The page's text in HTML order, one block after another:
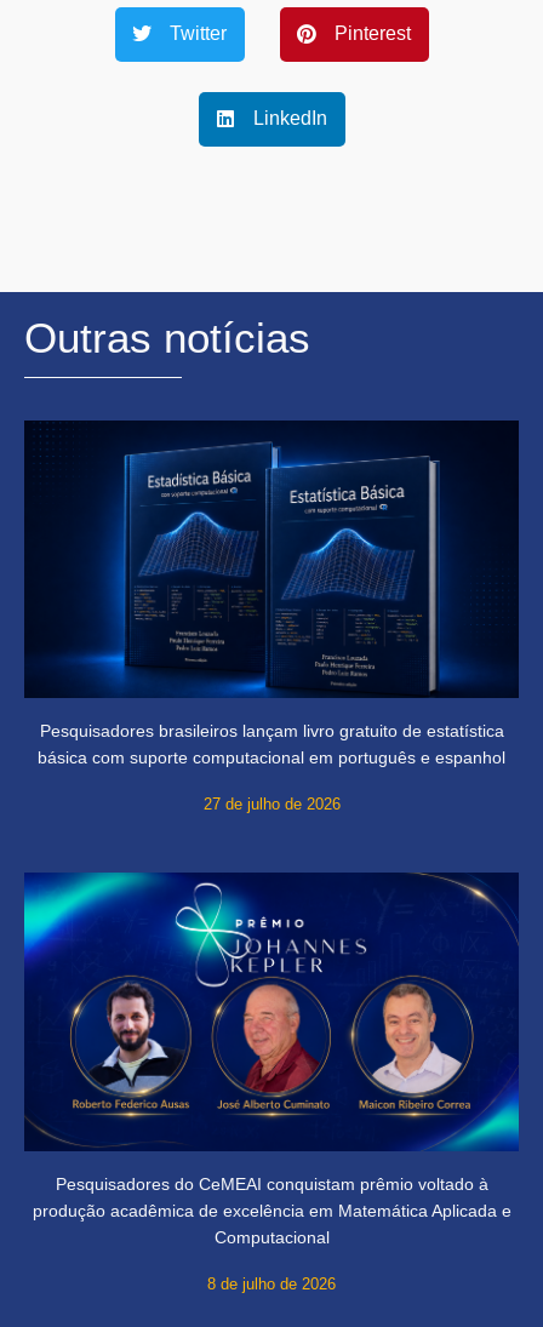
Twitter Pinterest
LinkedIn
Outras notícias
Pesquisadores brasileiros lançam livro gratuito de estatística
básica com suporte computacional em português e espanhol
27 de julho de 2026
Pesquisadores do CeMEAI conquistam prêmio voltado à
produção acadêmica de excelência em Matemática Aplicada e
Computacional
8 de julho de 2026